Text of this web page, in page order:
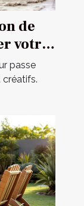
de
votre
passe